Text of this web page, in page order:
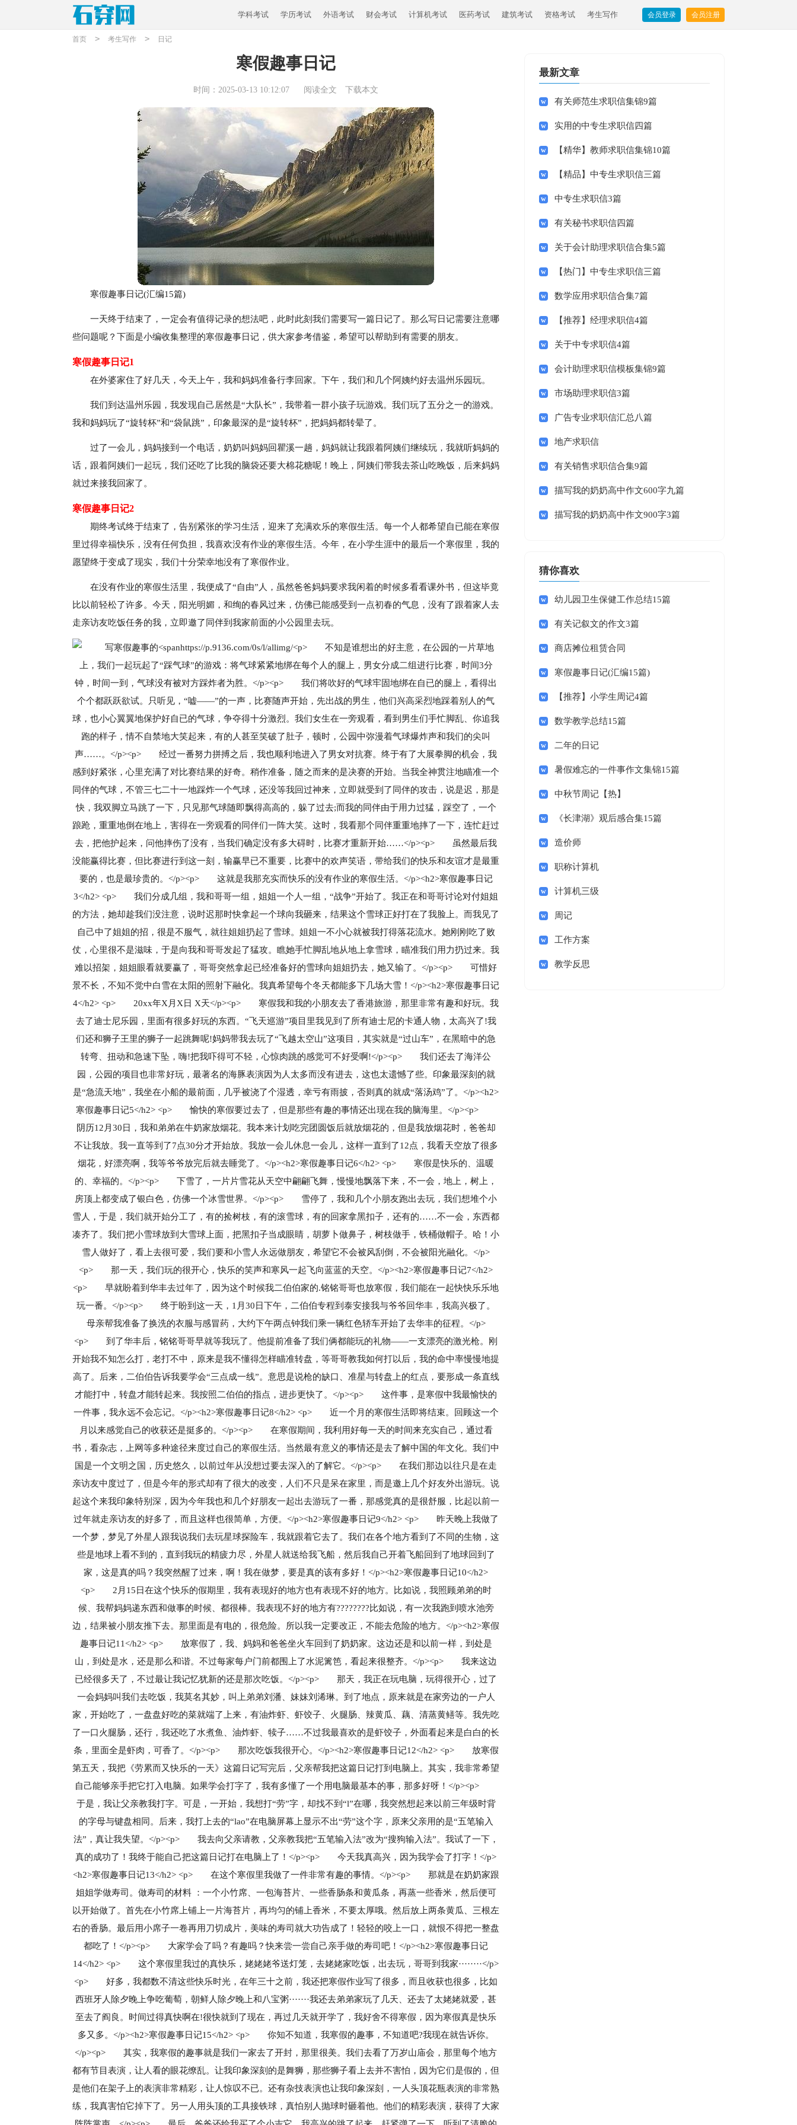
学科考试 学历考试 外语考试 财会考试 计算机考试 医药考试 建筑考试 资格考试 考生写作 会员登录 会员注册
首页 > 考生写作 > 日记
寒假趣事日记
时间：2025-03-13 10:12:07 阅读全文 下载本文
寒假趣事日记(汇编15篇)
一天终于结束了，一定会有值得记录的想法吧，此时此刻我们需要写一篇日记了。那么写日记需要注意哪
些问题呢？下面是小编收集整理的寒假趣事日记，供大家参考借鉴，希望可以帮助到有需要的朋友。
寒假趣事日记1
在外婆家住了好几天，今天上午，我和妈妈准备行李回家。下午，我们和几个阿姨约好去温州乐园玩。
我们到达温州乐园，我发现自己居然是“大队长”，我带着一群小孩子玩游戏。我们玩了五分之一的游戏。
我和妈妈玩了“旋转杯”和“袋鼠跳”，印象最深的是“旋转杯”，把妈妈都转晕了。
过了一会儿，妈妈接到一个电话，奶奶叫妈妈回瞿溪一趟，妈妈就让我跟着阿姨们继续玩，我就听妈妈的
话，跟着阿姨们一起玩，我们还吃了比我的脑袋还要大棉花糖呢！晚上，阿姨们带我去茶山吃晚饭，后来妈妈
就过来接我回家了。
寒假趣事日记2
期终考试终于结束了，告别紧张的学习生活，迎来了充满欢乐的寒假生活。每一个人都希望自已能在寒假
里过得幸福快乐，没有任何负担，我喜欢没有作业的寒假生活。今年，在小学生涯中的最后一个寒假里，我的
愿望终于变成了现实，我们十分荣幸地没有了寒假作业。
在没有作业的寒假生活里，我便成了“自由”人，虽然爸爸妈妈要求我闲着的时候多看看课外书，但这毕竟
比以前轻松了许多。今天，阳光明媚，和绚的春风过来，仿佛已能感受到一点初春的气息，没有了跟着家人去
走亲访友吃饭任务的我，立即邀了同伴到我家前面的小公园里去玩。
最新文章
有关师范生求职信集锦9篇
实用的中专生求职信四篇
【精华】教师求职信集锦10篇
【精品】中专生求职信三篇
中专生求职信3篇
有关秘书求职信四篇
关于会计助理求职信合集5篇
【热门】中专生求职信三篇
数学应用求职信合集7篇
【推荐】经理求职信4篇
关于中专求职信4篇
会计助理求职信模板集锦9篇
市场助理求职信3篇
广告专业求职信汇总八篇
地产求职信
有关销售求职信合集9篇
描写我的奶奶高中作文600字九篇
描写我的奶奶高中作文900字3篇
猜你喜欢
幼儿园卫生保健工作总结15篇
有关记叙文的作文3篇
商店摊位租赁合同
寒假趣事日记(汇编15篇)
【推荐】小学生周记4篇
数学教学总结15篇
二年的日记
暑假难忘的一件事作文集锦15篇
中秋节周记【热】
《长津湖》观后感合集15篇
造价师
职称计算机
计算机三级
周记
工作方案
教学反思